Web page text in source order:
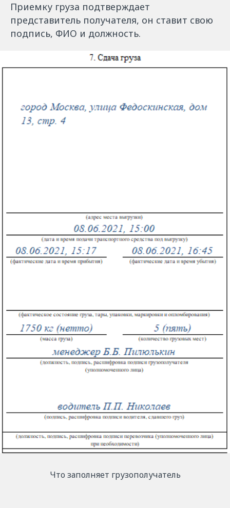
Приемку груза подтверждает
представитель получателя, он ставит свою
подпись, ФИО и должность.
Что заполняет грузополучатель